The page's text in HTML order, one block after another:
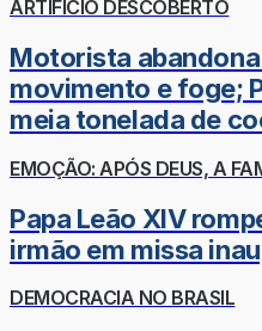
ARTIFÍCIO DESCOBERTO
Motorista
movimento e foge;
meia tonelada de
EMOÇÃO: APÓS DEUS, A
Papa Leão XIV
irmão em missa
DEMOCRACIA NO BRASIL